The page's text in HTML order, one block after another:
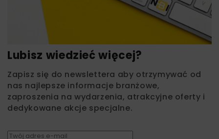
Lubisz wiedzieć więcej?
Zapisz się do newslettera aby otrzymywać od
nas najlepsze informacje branżowe,
zaproszenia na wydarzenia, atrakcyjne oferty i
dedykowane akcje specjalne.